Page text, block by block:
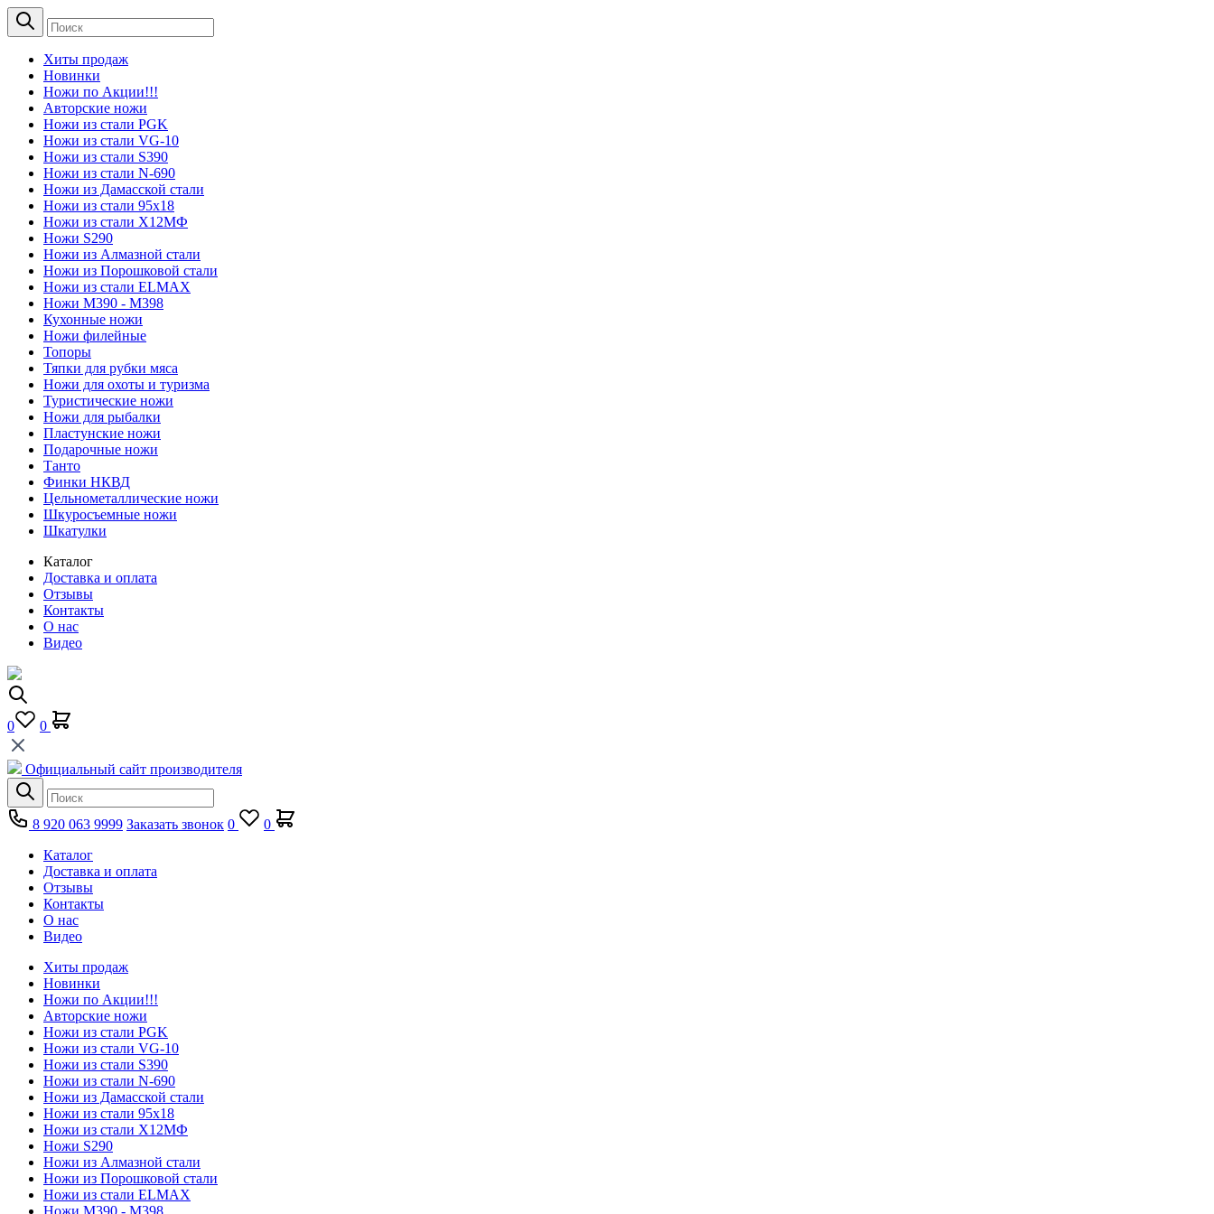
Хиты продаж
Новинки
Ножи по Акции!!!
Авторские ножи
Ножи из стали PGK
Ножи из стали VG-10
Ножи из стали S390
Ножи из стали N-690
Ножи из Дамасской стали
Ножи из стали 95х18
Ножи из стали Х12МФ
Ножи S290
Ножи из Алмазной стали
Ножи из Порошковой стали
Ножи из стали ELMAX
Ножи М390 - М398
Кухонные ножи
Ножи филейные
Топоры
Тяпки для рубки мяса
Ножи для охоты и туризма
Туристические ножи
Ножи для рыбалки
Пластунские ножи
Подарочные ножи
Танто
Финки НКВД
Цельнометаллические ножи
Шкуросъемные ножи
Шкатулки
Каталог
Доставка и оплата
Отзывы
Контакты
О нас
Видео
0 0
Официальный сайт производителя
8 920 063 9999 Заказать звонок 0
0
Каталог
Доставка и оплата
Отзывы
Контакты
О нас
Видео
Хиты продаж
Новинки
Ножи по Акции!!!
Авторские ножи
Ножи из стали PGK
Ножи из стали VG-10
Ножи из стали S390
Ножи из стали N-690
Ножи из Дамасской стали
Ножи из стали 95х18
Ножи из стали Х12МФ
Ножи S290
Ножи из Алмазной стали
Ножи из Порошковой стали
Ножи из стали ELMAX
Ножи М390 - М398